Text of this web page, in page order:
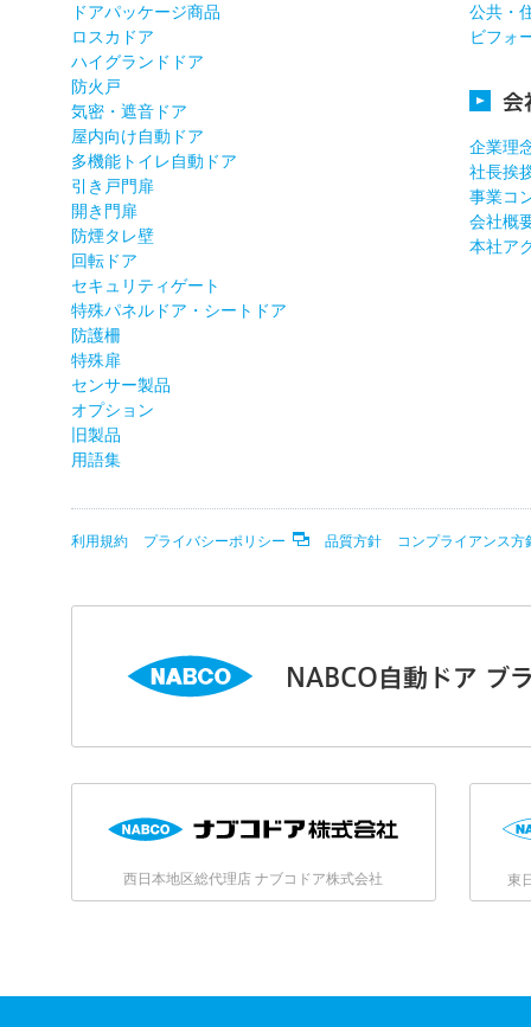
ドアパッケージ商品
ロスカドア
ハイグランドドア
防火戸
気密・遮音ドア
屋内向け自動ドア
多機能トイレ自動ドア
引き戸門扉
開き門扉
防煙タレ壁
回転ドア
セキュリティゲート
特殊パネルドア・シートドア
防護柵
特殊扉
センサー製品
オプション
旧製品
用語集
公共・
ビフォ
会
企業理
社長挨
事業コ
会社概
本社ア
利用規約 プライバシーポリシー 品質方針 コンプライアンス方
NABCO自動ドア ブ
西日本地区総代理店 ナブコドア株式会社 東